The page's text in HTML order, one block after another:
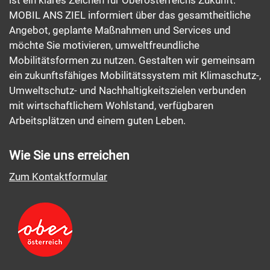
MOBIL ANS ZIEL informiert über das gesamtheitliche
Angebot, geplante Maßnahmen und Services und
möchte Sie motivieren, umweltfreundliche
Mobilitätsformen zu nutzen. Gestalten wir gemeinsam
ein zukunftsfähiges Mobilitätssystem mit Klimaschutz-,
Umweltschutz- und Nachhaltigkeitszielen verbunden
mit wirtschaftlichem Wohlstand, verfügbaren
Arbeitsplätzen und einem guten Leben.
Wie Sie uns erreichen
Zum Kontaktformular